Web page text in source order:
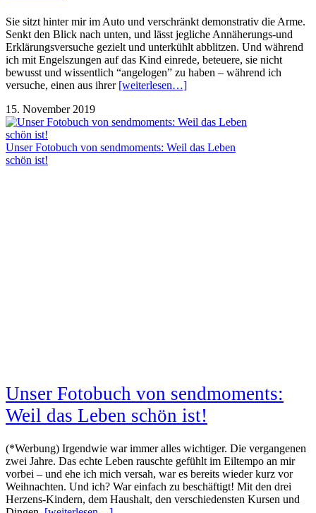
Sie sitzt hinter mir im Auto und verschränkt demonstrativ die Arme.
Senkt den Blick nach unten, und lässt jegliche Annäherungs-und
Erklärungsversuche gezielt und unterkühlt abblitzen. Und während
ich mit Engelszungen auf das Kind einrede, beteuere, sie nicht
bewusst und wissentlich “angelogen” zu haben – während ich
versuche, einen aus ihrer [weiterlesen…]
15. November 2019
Unser Fotobuch von sendmoments: Weil das Leben
schön ist!
Unser Fotobuch von sendmoments:
Weil das Leben schön ist!
(*Werbung) Irgendwie war immer alles wichtiger. Die vergangenen
zwei Jahre. Das echte Leben rauschte gefühlt im Eiltempo an mir
vorbei – und ehe ich mich versah, war es bereits wieder kurz vor
Weihnachten. Und ich? War einfach zu beschäftigt! Mit den drei
Herzens-Kindern, dem Haushalt, den verschiedensten Kursen und